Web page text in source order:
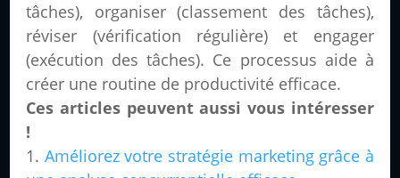
tâches), organiser (classement des tâches),
réviser (vérification régulière) et engager
(exécution des tâches). Ce processus aide à
créer une routine de productivité efficace.
Ces articles peuvent aussi vous intéresser
!
Améliorez votre stratégie marketing grâce à